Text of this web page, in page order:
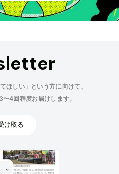
ほしい」という方に向けて、
4回程度お届けします。
け取る